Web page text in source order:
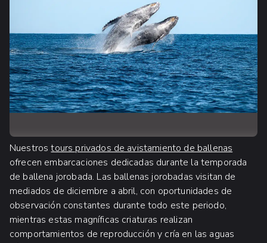
Nuestrostours privados de avistamiento de ballenas
ofrecen embarcaciones dedicadas durante la temporada
de ballena jorobada. Las ballenas jorobadas visitan de
mediados de diciembre a abril, con oportunidades de
observación constantes durante todo este periodo,
mientras estas magníficas criaturas realizan
comportamientos de reproducción y cría en las aguas